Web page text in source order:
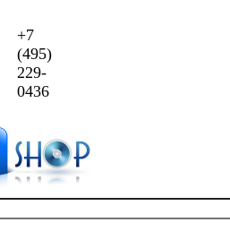
+7
(495)
229-
0436